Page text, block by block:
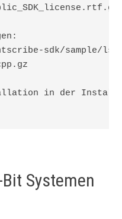
sdk/sample/
in der
Systemen